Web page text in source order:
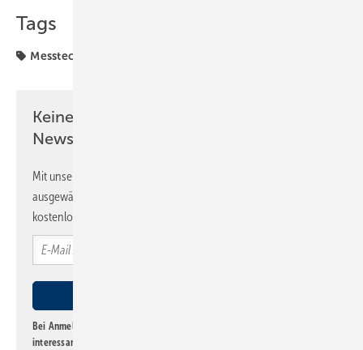
Tags
Messtechnik
Keine Zeit? Kein Problem mit dem SBZ
Newsletter!
Mit unserem Newsletter erhalten Sie regelmäßig von uns
ausgewählte Informationen und Neuigkeiten, gebündelt und
kostenlos direkt ins Postfach.
Bei Anmeldung zu diesem Newsletter bin ich damit einverstanden, über
interessante Verlags- und Online-Angebote